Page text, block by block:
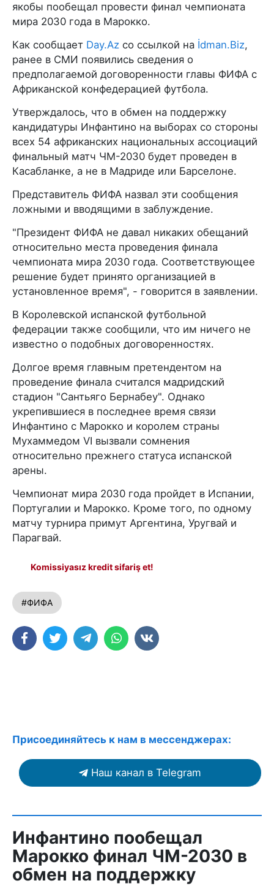
якобы пообещал провести финал чемпионата
мира 2030 года в Марокко.
Как сообщает Day.Az со ссылкой на İdman.Biz,
ранее в СМИ появились сведения о
предполагаемой договоренности главы ФИФА с
Африканской конфедерацией футбола.
Утверждалось, что в обмен на поддержку
кандидатуры Инфантино на выборах со стороны
всех 54 африканских национальных ассоциаций
финальный матч ЧМ-2030 будет проведен в
Касабланке, а не в Мадриде или Барселоне.
Представитель ФИФА назвал эти сообщения
ложными и вводящими в заблуждение.
"Президент ФИФА не давал никаких обещаний
относительно места проведения финала
чемпионата мира 2030 года. Соответствующее
решение будет принято организацией в
установленное время", - говорится в заявлении.
В Королевской испанской футбольной
федерации также сообщили, что им ничего не
известно о подобных договоренностях.
Долгое время главным претендентом на
проведение финала считался мадридский
стадион "Сантьяго Бернабеу". Однако
укрепившиеся в последнее время связи
Инфантино с Марокко и королем страны
Мухаммедом VI вызвали сомнения
относительно прежнего статуса испанской
арены.
Чемпионат мира 2030 года пройдет в Испании,
Португалии и Марокко. Кроме того, по одному
матчу турнира примут Аргентина, Уругвай и
Парагвай.
Komissiyasız kredit sifariş et!
#ФИФА
Присоединяйтесь к нам в мессенджерах:
Наш канал в Telegram
Инфантино пообещал
Марокко финал ЧМ-2030 в
обмен на поддержку